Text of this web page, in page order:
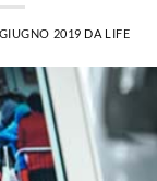
2019 DA LIFE